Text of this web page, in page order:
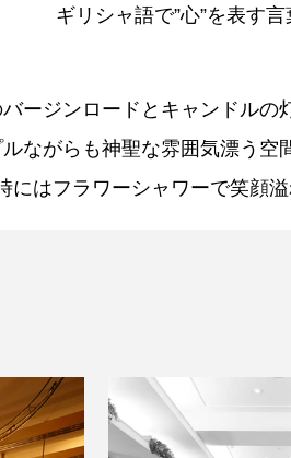
ギリシャ語で”心”を表す
ージンロードとキャンドルの
ルながらも神聖な雰囲気漂う空
にはフラワーシャワーで笑顔